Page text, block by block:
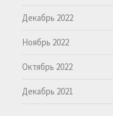
Декабрь 2022
Ноябрь 2022
Октябрь 2022
Декабрь 2021